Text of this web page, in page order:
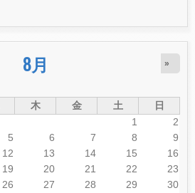
8月 »
木 金 土
日
1
2
5 6 7 8
9
12 13 14 15
16
19 20 21 22
23
26 27 28 29
30